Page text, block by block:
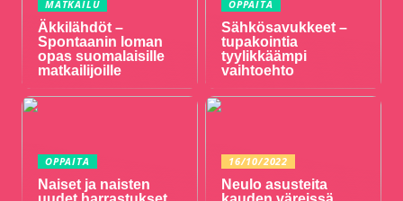
MATKAILU
Äkkilähdöt –
Spontaanin loman
opas suomalaisille
matkailijoille
OPPAITA
Sähkösavukkeet –
tupakointia
tyylikkäämpi
vaihtoehto
OPPAITA
Naiset ja naisten
16/10/2022
Neulo asusteita